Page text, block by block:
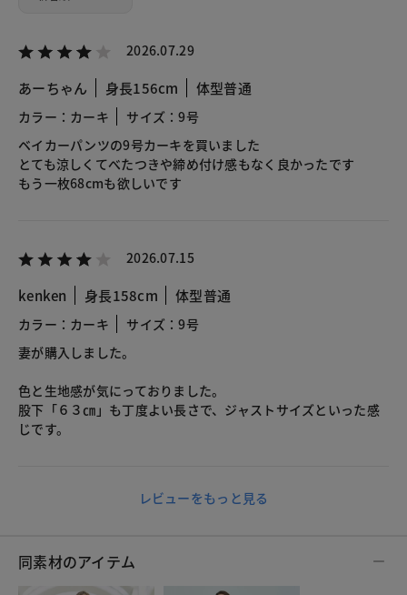
2026.07.29
あーちゃん 身長156cm 体型普通
カラー：カーキ
サイズ：9号
ベイカーパンツの9号カーキを買いました
とても涼しくてべたつきや締め付け感もなく良かったです
もう一枚68cmも欲しいです
2026.07.15
kenken 身長158cm 体型普通
カラー：カーキ
サイズ：9号
妻が購入しました。
色と生地感が気にっておりました。
股下「６３㎝」も丁度よい長さで、ジャストサイズといった感
じです。
レビューをもっと見る
同素材のアイテム